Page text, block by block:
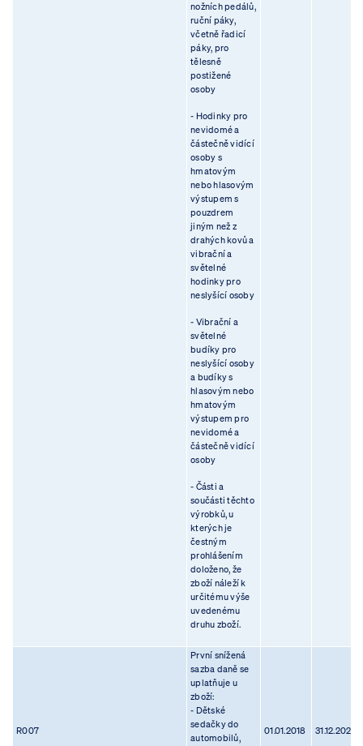
nožních pedálů,
ruční páky,
včetně řadicí
páky, pro
tělesně
postižené
osoby
- Hodinky pro
nevidomé a
částečně vidící
osoby s
hmatovým
nebo hlasovým
výstupem s
pouzdrem
jiným než z
drahých kovů a
vibrační a
světelné
hodinky pro
neslyšící osoby
- Vibrační a
světelné
budíky pro
neslyšící osoby
a budíky s
hlasovým nebo
hmatovým
výstupem pro
nevidomé a
částečně vidící
osoby
- Části a
součásti těchto
výrobků, u
kterých je
čestným
prohlášením
doloženo, že
zboží náleží k
určitému výše
uvedenému
druhu zboží.
R007
První snížená
sazba daně se
uplatňuje u
zboží:
- Dětské
sedačky do
automobilů,
01.01.2018 31.12.2023